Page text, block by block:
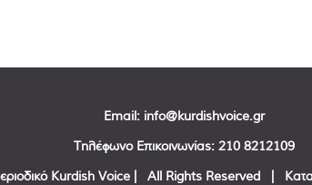
Email: info@kurdishvoice.gr
Τηλέφωνο Επικοινωνίας: 210 8212109
Kurdish Voice | All Rights Reserved |